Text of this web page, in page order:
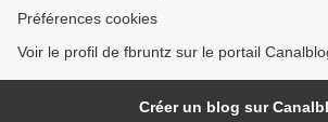
Préférences cookies
Voir le profil de fbruntz sur le portail
Créer un blog sur